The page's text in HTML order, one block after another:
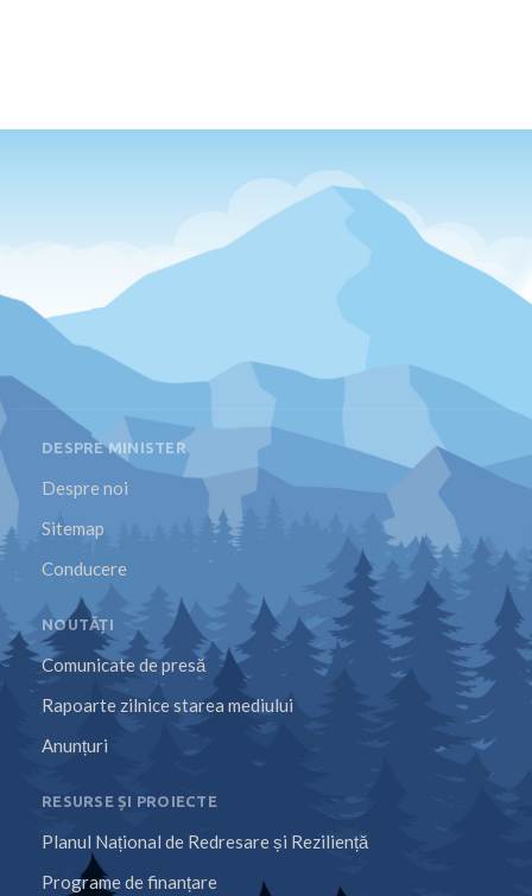
DESPRE MINISTER
Despre noi
Sitemap
Conducere
NOUTĂȚI
Comunicate de presă
Rapoarte zilnice starea mediului
Anunțuri
RESURSE ȘI PROIECTE
Planul Național de Redresare și Reziliență
Programe de finanțare